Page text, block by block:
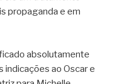
propaganda e em
absolutamente
indicações ao Oscar e